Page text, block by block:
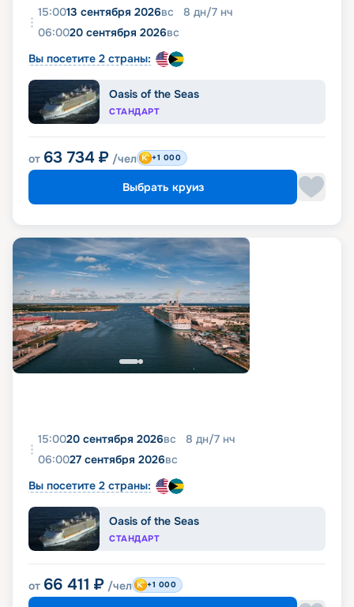
15:0013 сентября 2026вс 8 дн/7 нч
06:0020 сентября 2026вс
Вы посетите 2 страны:
Oasis of the Seas
СТАНДАРТ
от 63 734 ₽ /чел +1 000
Выбрать круиз
15:0020 сентября 2026вс 8 дн/7 нч
06:0027 сентября 2026вс
Вы посетите 2 страны:
Oasis of the Seas
СТАНДАРТ
от 66 411 ₽ /чел +1 000